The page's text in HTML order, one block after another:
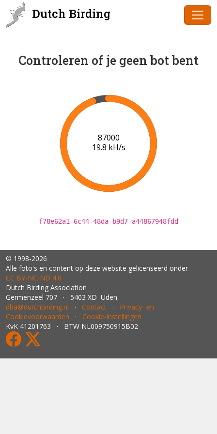
Dutch Birding
Controleren of je geen bot bent
88000
19.8 kH/s
f78e62a1-6c44-48da-b9d7-a44867948fdd
© 1998-2026
Alle foto's en content op deze website gelicenseerd onder
CC BY‑NC‑ND 4.0
Dutch Birding Association
Germenzeel 707 · 5403 XD Uden
dba@dutchbirding.nl · Contact · Privacy- en
Cookievoorwaarden · Cookie-instellingen
KvK 41201763 · BTW NL009750915B02